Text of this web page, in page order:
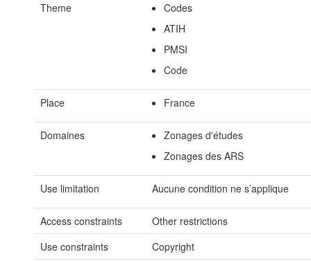
Theme
Codes
ATIH
PMSI
Code
Place France
Domaines
Zonages d'études
Zonages des ARS
Use limitation Aucune condition ne s’applique
Access constraints
Other restrictions
Use constraints
Copyright